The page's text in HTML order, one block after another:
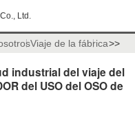
Ltd.
Viaje de la fábrica>>
industrial del viaje del
del USO del OSO de